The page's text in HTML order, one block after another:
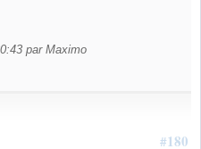
par Maximo
#180